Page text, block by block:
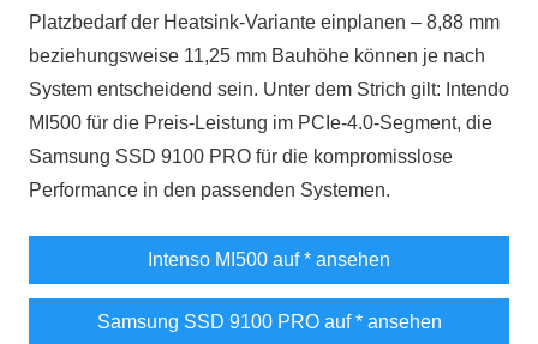
Platzbedarf der Heatsink-Variante einplanen – 8,88 mm
beziehungsweise 11,25 mm Bauhöhe können je nach
System entscheidend sein. Unter dem Strich gilt: Intendo
MI500 für die Preis-Leistung im PCIe-4.0-Segment, die
Samsung SSD 9100 PRO für die kompromisslose
Performance in den passenden Systemen.
Intenso MI500 auf* ansehen
Samsung SSD 9100 PRO auf* ansehen